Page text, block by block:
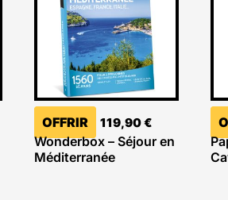
OFFRIR 119,90€
Wonderbox – Séjour en
Méditerranée